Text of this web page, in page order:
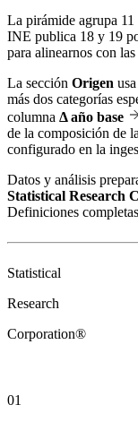
La pirámide agrupa 11
INE publica 18 y 19
para alinearnos con
La sección Origen
más dos categorías
columna Δ año base
de la composición de
configurado en la
Datos y análisis
Statistical Research
Definiciones
Statistical
Research
Corporation®
01